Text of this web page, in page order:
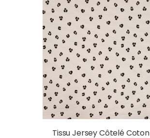
Tissu Jersey Côtelé Coton